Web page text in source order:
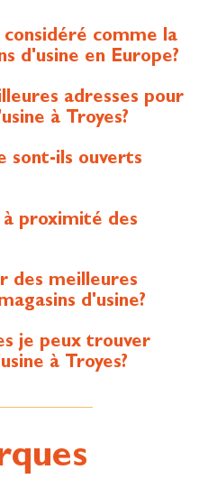
comme la
d'usine en Europe?
adresses pour
à Troyes?
sont-ils ouverts
à proximité des
des meilleures
d'usine?
je peux trouver
à Troyes?